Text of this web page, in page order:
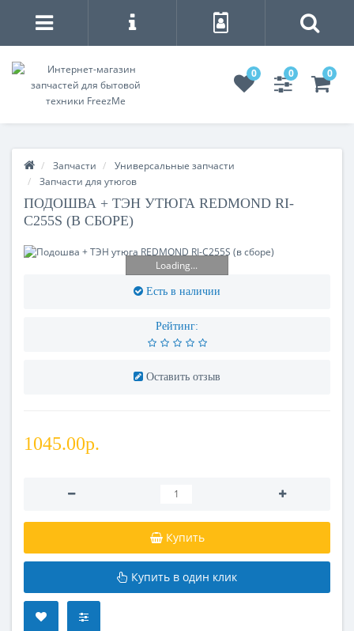
0 0 0
Запчасти
Универсальные запчасти
Запчасти для утюгов
ПОДОШВА + ТЭН УТЮГА REDMOND RI-
C255S (В СБОРЕ)
Loading...
Есть в наличии
Рейтинг:
Оставить отзыв
1045.00р.
Купить
Купить в один клик